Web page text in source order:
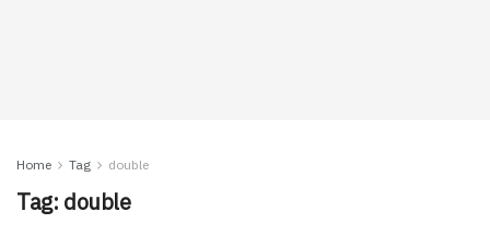
Home Tag double
Tag: double